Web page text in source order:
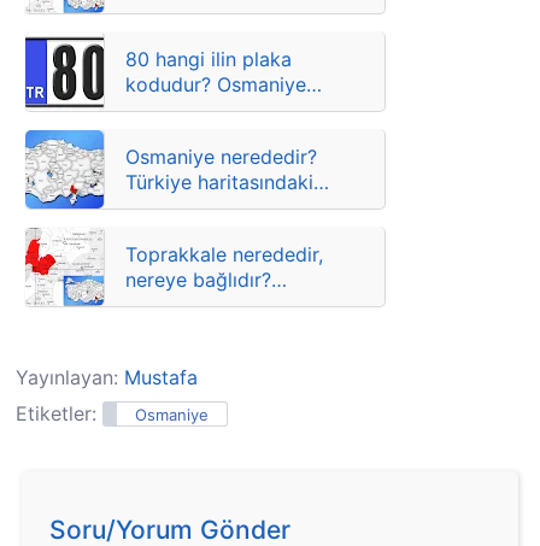
Sumbas hangi ilin
80 hangi ilin plaka
kodudur? Osmaniye
ilçelere göre plaka
Osmaniye nerededir?
Türkiye haritasındaki
yeri ve konumu
Toprakkale nerededir,
nereye bağlıdır?
Toprakkale hangi ilin
Yayınlayan: Mustafa
Etiketler:
Osmaniye
Soru/Yorum Gönder